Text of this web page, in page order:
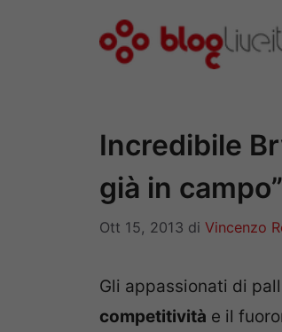
Incredibile
già in campo”
Ott 15, 2013 di Vincenzo
Gli appassionati di
competitività e il